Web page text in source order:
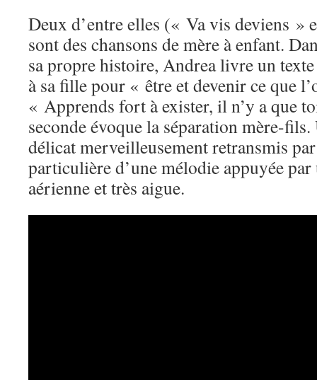
Deux d’entre elles (« Va vis deviens »
sont des chansons de mère à enfant.
sa propre histoire, Andrea livre un
à sa fille pour « être et devenir ce que
« Apprends fort à exister, il n’y a que
seconde évoque la séparation mère-
délicat merveilleusement retransmis
particulière d’une mélodie appuyée
aérienne et très aigue.